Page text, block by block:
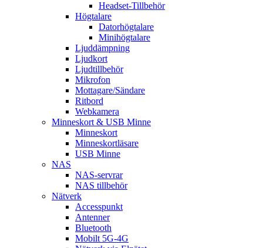
Headset-Tillbehör
Högtalare
Datorhögtalare
Minihögtalare
Ljuddämpning
Ljudkort
Ljudtillbehör
Mikrofon
Mottagare/Sändare
Ritbord
Webkamera
Minneskort & USB Minne
Minneskort
Minneskortläsare
USB Minne
NAS
NAS-servrar
NAS tillbehör
Nätverk
Accesspunkt
Antenner
Bluetooth
Mobilt 5G-4G